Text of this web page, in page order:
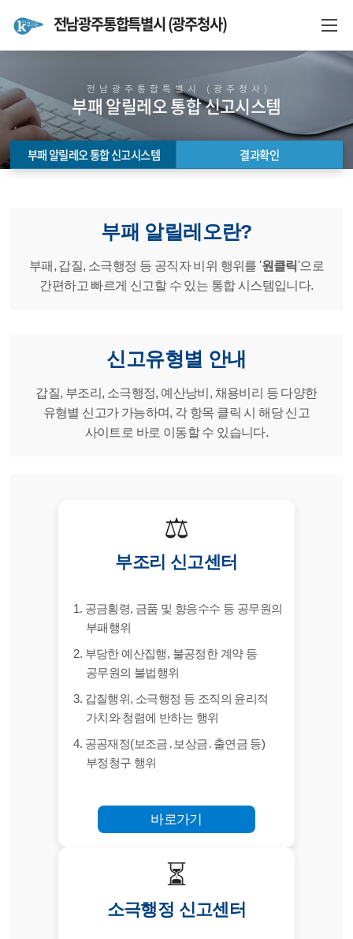
전남광주통합특별시 (광주청사)
부패 알릴레오 통합 신고시스템
결과확인
전남광주통합특별시 (광주청사)
부패 알릴레오 통합 신고시스템
부패 알릴레오 통합 신고시스템 결과확인
부패 알릴레오란?
부패, 갑질, 소극행정 등 공직자 비위 행위를 '원클릭'으로
간편하고 빠르게 신고할 수 있는 통합 시스템입니다.
신고유형별 안내
갑질, 부조리, 소극행정, 예산낭비, 채용비리 등 다양한
유형별 신고가 가능하며, 각 항목 클릭 시 해당 신고
사이트로 바로 이동할 수 있습니다.
⚖
부조리 신고센터
1. 공금횡령, 금품 및 향응수수 등 공무원의
부패행위
2. 부당한 예산집행, 불공정한 계약 등
공무원의 불법행위
3. 갑질행위, 소극행정 등 조직의 윤리적
가치와 청렴에 반하는 행위
4. 공공재정(보조금․보상금․출연금 등)
부정청구 행위
바로가기
⏳
소극행정 신고센터